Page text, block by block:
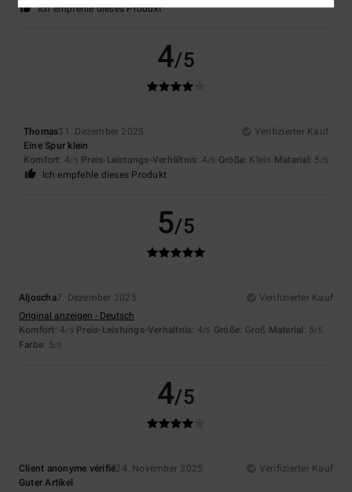
Ich empfehle dieses Produkt
4/5
Thomas31. Dezember 2025
Verifizierter Kauf
Eine Spur klein
Komfort: 4/5 Preis-Leistungs-Verhältnis: 4/5 Größe: Klein Material: 5 /5
Ich empfehle dieses Produkt
5/5
Aljoscha7. Dezember 2025
Verifizierter Kauf
Original anzeigen - Deutsch
Komfort: 4/5 Preis-Leistungs-Verhältnis: 4/5 Größe: Groß Material: 5/5
Farbe: 5/5
4/5
Client anonyme vérifié24. November 2025
Verifizierter Kauf
Guter Artikel